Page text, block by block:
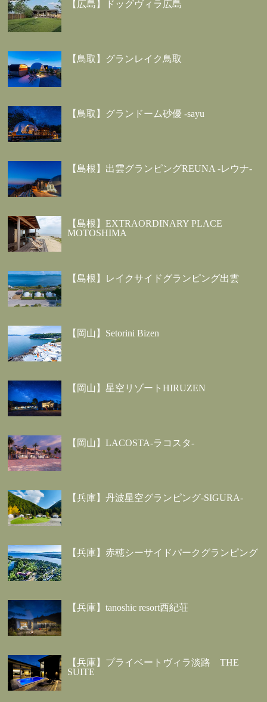
【広島】ドッグヴィラ広島
【鳥取】グランレイク鳥取
【鳥取】グランドーム砂優 -sayu
【島根】出雲グランピングREUNA -レウナ-
【島根】EXTRAORDINARY PLACE
MOTOSHIMA
【島根】レイクサイドグランピング出雲
【岡山】Setorini Bizen
【岡山】星空リゾートHIRUZEN
【岡山】LACOSTA-ラコスタ-
【兵庫】丹波星空グランピング-SIGURA-
【兵庫】赤穂シーサイドパークグランピング
【兵庫】tanoshic resort西紀荘
【兵庫】プライベートヴィラ淡路 THE
SUITE